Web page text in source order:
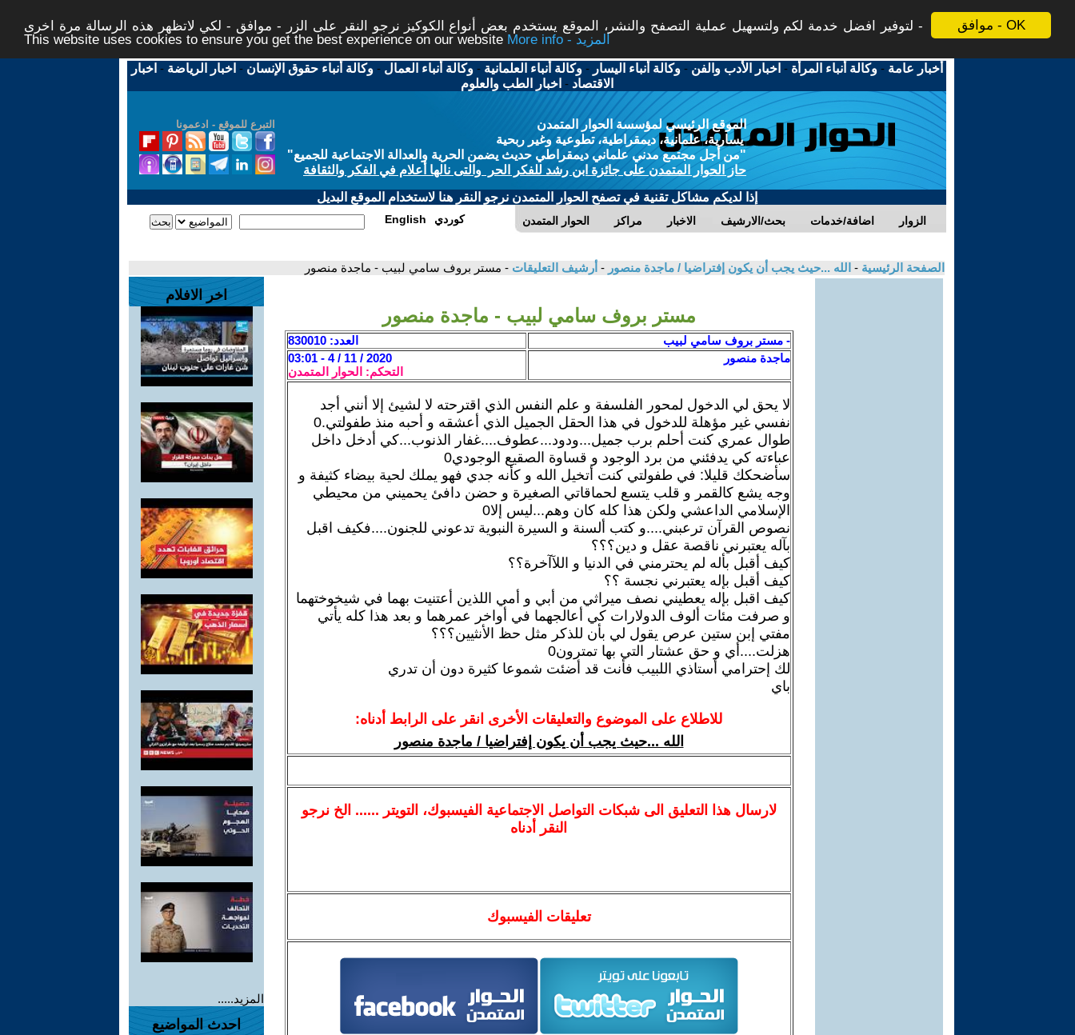
موافق - OK
لتوفير افضل خدمة لكم ولتسهيل عملية التصفح والنشر، الموقع يستخدم بعض أنواع الكوكيز نرجو النقر على الزر - موافق - لكي لاتظهر هذه الرسالة مرة اخرى -
This website uses cookies to ensure you get the best experience on our website
More info - المزيد
أخبار عامة -وكالة أنباء المرأة - اخبار الأدب والفن -وكالة أنباء اليسار -وكالة أنباء العلمانية -وكالة أنباء العمال -وكالة أنباء حقوق الإنسان - اخبار الرياضة - اخبار
الاقتصاد - اخبار الطب والعلوم
التبرع للموقع - ادعمونا
الموقع الرئيسي لمؤسسة الحوار المتمدن
يسارية، علمانية، ديمقراطية، تطوعية وغير ربحية
"من أجل مجتمع مدني علماني ديمقراطي حديث يضمن الحرية والعدالة الاجتماعية للجميع"
حاز الحوار المتمدن على جائزة ابن رشد للفكر الحر والتى نالها أعلام في الفكر والثقافة
إذا لديكم مشاكل تقنية في تصفح الحوار المتمدن نرجو النقر هنا لاستخدام الموقع البديل
الحوار المتمدن مراكز الاخبار بحث/الارشيف اضافة/خدمات الزوار English كوردي
الصفحة الرئيسية - الله ...حيث يجب أن يكون إفتراضيا / ماجدة منصور - أرشيف التعليقات - مستر بروف سامي لبيب - ماجدة منصور
مستر بروف سامي لبيب - ماجدة منصور
- مستر بروف سامي لبيب
العدد: 830010
ماجدة منصور
2020 / 11 / 4 - 03:01
التحكم: الحوار المتمدن
لا يحق لي الدخول لمحور الفلسفة و علم النفس الذي اقترحته لا لشيئ إلا أنني أجد
نفسي غير مؤهلة للدخول في هذا الحقل الجميل الذي أعشقه و أحبه منذ طفولتي.0
طوال عمري كنت أحلم برب جميل...ودود...عطوف....غفار الذنوب...كي أدخل داخل
عباءته كي يدفئني من برد الوجود و قساوة الصقيع الوجودي0
سأضحكك قليلا: في طفولتي كنت أتخيل الله و كأنه جدي فهو يملك لحية بيضاء كثيفة و
وجه يشع كالقمر و قلب يتسع لحماقاتي الصغيرة و حضن دافئ يحميني من محيطي
الإسلامي الداعشي ولكن هذا كله كان وهم...ليس إلا0
نصوص القرآن ترعبني....و كتب ألسنة و السيرة النبوية تدعوني للجنون....فكيف اقبل
بآله يعتبرني ناقصة عقل و دين؟؟؟
كيف أقبل بأله لم يحترمني في الدنيا و اللآآخرة؟؟
كيف أقبل بإله يعتبرني نجسة ؟؟
كيف اقبل بإله يعطيني نصف ميراثي من أبي و أمي اللذين أعتنيت بهما في شيخوختهما
و صرفت مئات ألوف الدولارات كي أعالجهما في أواخر عمرهما و بعد هذا كله يأتي
مفتي إبن ستين عرص يقول لي بأن للذكر مثل حظ الأنثيين؟؟؟
هزلت....أي و حق عشتار التي بها تمترون0
لك إحترامي أستاذي اللبيب فأنت قد أضئت شموعا كثيرة دون أن تدري
باي
للاطلاع على الموضوع والتعليقات الأخرى انقر على الرابط أدناه:
الله ...حيث يجب أن يكون إفتراضيا / ماجدة منصور
لارسالهذا التعليق الى شبكات التواصل الاجتماعية الفيسبوك، التويتر ...... الخ نرجو
النقر أدناه
تعليقات الفيسبوك
اخر الافلام
المزيد.....
احدث المواضيع